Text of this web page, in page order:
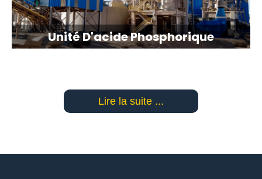
Unité D'acide Phosphorique
Lire la suite ...